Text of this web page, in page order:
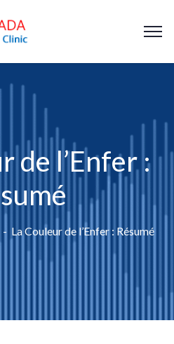
de l’Enfer :
La Couleur de l’Enfer : Résumé